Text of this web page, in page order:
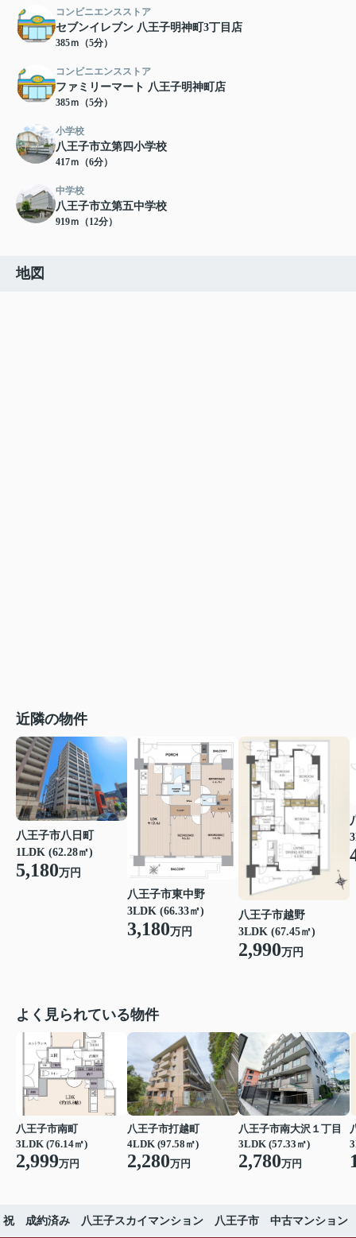
コンビニエンスストア
セブンイレブン 八王子明神町3丁目店
385ｍ（5分）
コンビニエンスストア
ファミリーマート 八王子明神町店
385ｍ（5分）
小学校
八王子市立第四小学校
417ｍ（6分）
中学校
八王子市立第五中学校
919ｍ（12分）
地図
近隣の物件
八王子市八日町
1LDK (62.28㎡)
5,180万円
八王子市東中野
3LDK (66.33㎡)
3,180万円
八王子市越野
3LDK (67.45㎡)
2,990万円
よく見られている物件
八王子市南町
3LDK (76.14㎡)
2,999万円
八王子市打越町
4LDK (97.58㎡)
2,280万円
八王子市南大沢１丁目
3LDK (57.33㎡)
2,780万円
祝 成約済み 八王子スカイマンション 八王子市 中古マンション